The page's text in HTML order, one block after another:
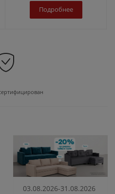
Подробнее
03.08.2026-31.08.2026